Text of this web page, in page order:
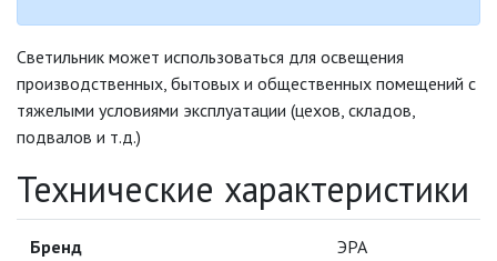
ДЕКОРАТИВНЫЕ СВЕТИЛЬНИКИ
ИНФРАКРАСНЫЕ ЛАМПЫ
Светильник может использоваться для освещения
производственных, бытовых и общественных помещений с
тяжелыми условиями эксплуатации (цехов, складов,
подвалов и т.д.)
Технические характеристики
Бренд ЭРА